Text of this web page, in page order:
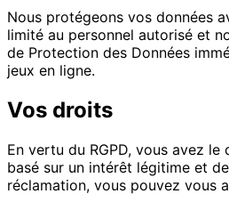
Nous protégeons vos données
limité au personnel autorisé et
de Protection des Données
jeux en ligne.
Vos droits
En vertu du RGPD, vous avez
basé sur un intérêt légitime et
réclamation, vous pouvez vous